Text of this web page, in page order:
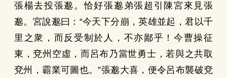
張楊去投張邈。恰好張邈弟張超引陳宮來見張
邈。宮說邈曰：“今天下分崩，英雄並起，君以千
里之衆，而反受制於人，不亦鄙乎！今曹操征
東，兗州空虛，而呂布乃當世勇士，若與之共取
兗州，霸業可圖也。”張邈大喜，便令呂布襲破兗